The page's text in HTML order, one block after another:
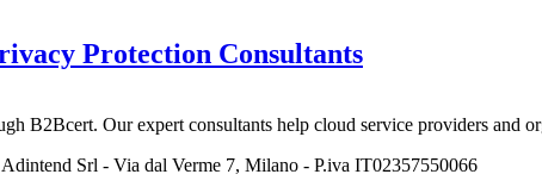
Protection Consultants
B2Bcert. Our expert consultants help cloud service providers and
Srl - Via dal Verme 7, Milano - P.iva IT02357550066